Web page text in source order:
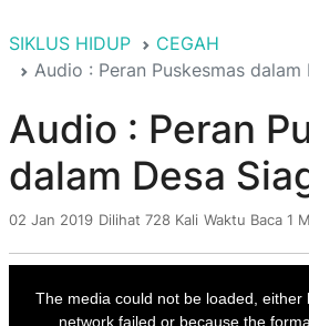
SIKLUS HIDUP
CEGAH
Audio : Peran Puskesmas dalam
Audio : Peran
dalam Desa
02 Jan 2019 Dilihat 728 Kali Waktu Baca 1
modalThe media could not be loaded, either
network failed or because the